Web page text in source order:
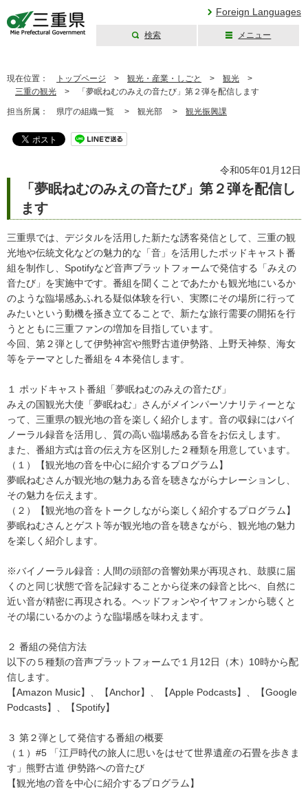
Foreign Languages
検索 メニュー
現在位置： トップページ > 観光・産業・しごと > 観光 >
三重の観光 > 「夢眠ねむのみえの音たび」第２弾を配信します
担当所属： 県庁の組織一覧 > 観光部 > 観光振興課
令和05年01月12日
「夢眠ねむのみえの音たび」第２弾を配信し
ます
三重県では、デジタルを活用した新たな誘客発信として、三重の観
光地や伝統文化などの魅力的な「音」を活用したポッドキャスト番
組を制作し、Spotifyなど音声プラットフォームで発信する「みえの
音たび」を実施中です。番組を聞くことであたかも観光地にいるか
のような臨場感あふれる疑似体験を行い、実際にその場所に行って
みたいという動機を掻き立てることで、新たな旅行需要の開拓を行
うとともに三重ファンの増加を目指しています。
今回、第２弾として伊勢神宮や熊野古道伊勢路、上野天神祭、海女
等をテーマとした番組を４本発信します。
１ ポッドキャスト番組「夢眠ねむのみえの音たび」
みえの国観光大使「夢眠ねむ」さんがメインパーソナリティーとな
って、三重県の観光地の音を楽しく紹介します。音の収録にはバイ
ノーラル録音を活用し、質の高い臨場感ある音をお伝えします。
また、番組方式は音の伝え方を区別した２種類を用意しています。
（１）【観光地の音を中心に紹介するプログラム】
夢眠ねむさんが観光地の魅力ある音を聴きながらナレーションし、
その魅力を伝えます。
（２）【観光地の音をトークしながら楽しく紹介するプログラム】
夢眠ねむさんとゲスト等が観光地の音を聴きながら、観光地の魅力
を楽しく紹介します。
※バイノーラル録音：人間の頭部の音響効果が再現され、鼓膜に届
くのと同じ状態で音を記録することから従来の録音と比べ、自然に
近い音が精密に再現される。ヘッドフォンやイヤフォンから聴くと
その場にいるかのような臨場感を味わえます。
２ 番組の発信方法
以下の５種類の音声プラットフォームで１月12日（木）10時から配
信します。
【Amazon Music】、【Anchor】、【Apple Podcasts】、【Google
Podcasts】、【Spotify】
３ 第２弾として発信する番組の概要
（１）#5 「江戸時代の旅人に思いをはせて世界遺産の石畳を歩きま
す」熊野古道 伊勢路への音たび
【観光地の音を中心に紹介するプログラム】